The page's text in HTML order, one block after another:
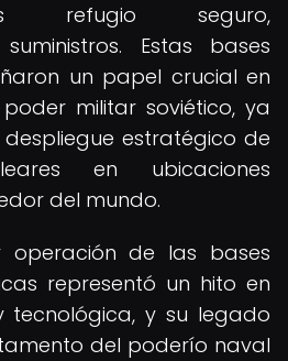
refugio seguro,
Estas bases
un papel crucial en
militar soviético, ya
estratégico de
en ubicaciones
del mundo.
operación de las bases
representó un hito en
tecnológica, y su legado
del poderío naval